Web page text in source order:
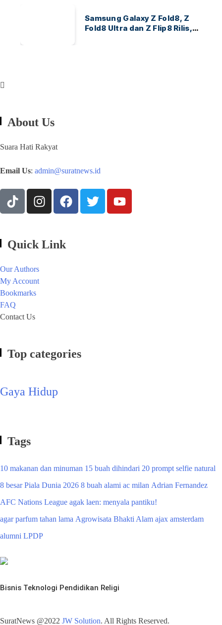
Samsung Galaxy Z Fold8, Z
Fold8 Ultra dan Z Flip8 Rilis,
About Us
Suara Hati Rakyat
Email Us: admin@suratnews.id
Quick Link
Our Authors
My Account
Bookmarks
FAQ
Contact Us
Top categories
Gaya Hidup
Tags
10 makanan dan minuman 15 buah dihindari 20 prompt selfie natural
8 besar Piala Dunia 2026 8 buah alami ac milan Adrian Fernandez
AFC Nations League agak laen: menyala pantiku!
agar parfum tahan lama Agrowisata Bhakti Alam ajax amsterdam
alumni LPDP
Bisnis Teknologi Pendidikan Religi
SuratNews @2022 JW Solution. All Rights Reserved.